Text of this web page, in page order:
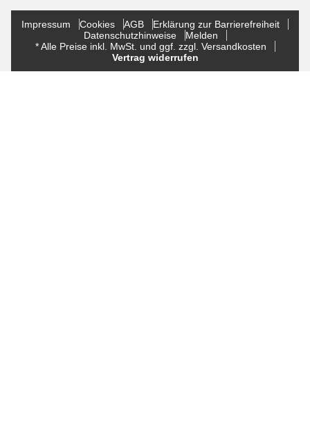
Impressum Cookies AGB
Erklärung zur Barrierefreiheit
Datenschutzhinweise
Melden
* Alle Preise inkl. MwSt. und ggf. zzgl. Versandkosten
Vertrag widerrufen